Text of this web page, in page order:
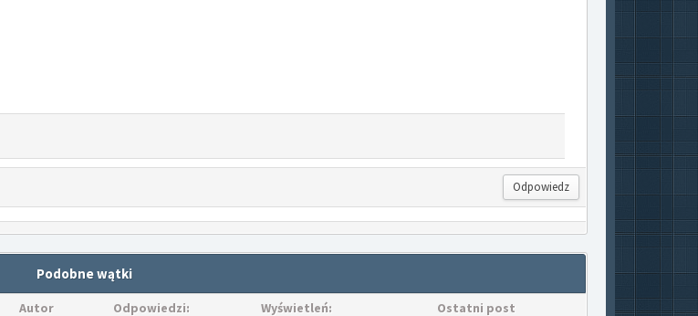
Odpowiedz
Podobne wątki
Autor Odpowiedzi: Wyświetleń: Ostatni post